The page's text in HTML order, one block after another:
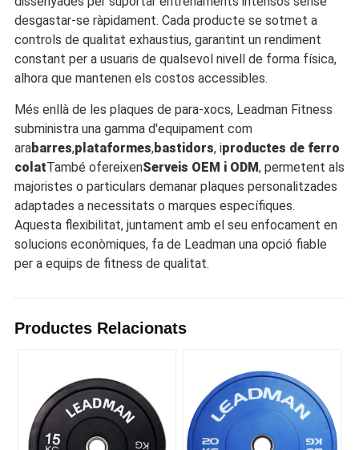
desgastar-se ràpidament. Cada producte se sotmet a
controls de qualitat exhaustius, garantint un rendiment
constant per a usuaris de qualsevol nivell de forma física,
alhora que mantenen els costos accessibles.
Més enllà de les plaques de para-xocs, Leadman Fitness
subministra una gamma d'equipament com
arabarres,plataformes,bastidors, iproductes de ferro
colatTambé ofereixenServeis OEM i ODM, permetent als
majoristes o particulars demanar plaques personalitzades
adaptades a necessitats o marques específiques.
Aquesta flexibilitat, juntament amb el seu enfocament en
solucions econòmiques, fa de Leadman una opció fiable
per a equips de fitness de qualitat.
Productes Relacionats